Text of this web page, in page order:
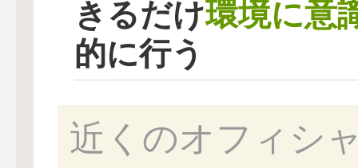
きるだけ環境に意
的に行う
近くのオフィシ